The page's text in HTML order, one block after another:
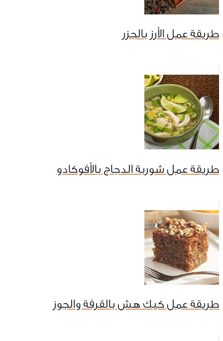
طريقة عمل الأرز بالجزر
طريقة عمل شوربة الدجاج بالأفوكادو
طريقة عمل كيك هش بالقرفة والجوز